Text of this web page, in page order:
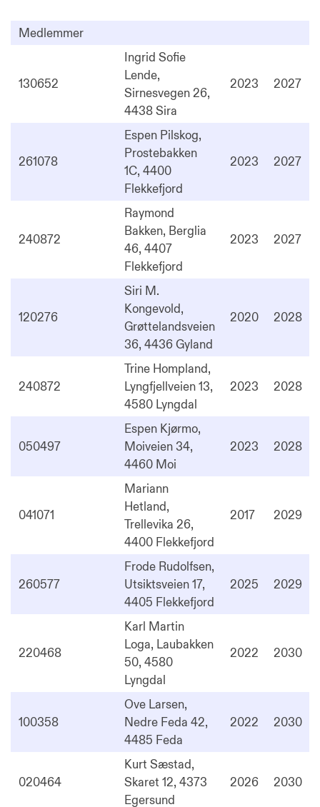
Medlemmer
130652
Ingrid Sofie
Lende,
Sirnesvegen 26,
4438 Sira
2023 2027
261078
Espen Pilskog,
Prostebakken
1C, 4400
Flekkefjord
2023 2027
240872
Raymond
Bakken, Berglia
46, 4407
Flekkefjord
2023 2027
120276
Siri M.
Kongevold,
Grøttelandsveien
36, 4436 Gyland
2020 2028
240872
Trine Hompland,
Lyngfjellveien 13,
4580 Lyngdal
2023 2028
050497
Espen Kjørmo,
Moiveien 34,
4460 Moi
2023 2028
041071
Mariann
Hetland,
Trellevika 26,
4400 Flekkefjord
2017 2029
260577
Frode Rudolfsen,
Utsiktsveien 17,
4405 Flekkefjord
2025 2029
220468
Karl Martin
Loga, Laubakken
50, 4580
Lyngdal
2022 2030
100358
Ove Larsen,
Nedre Feda 42,
4485 Feda
2022 2030
020464
Kurt Sæstad,
Skaret 12, 4373
Egersund
2026 2030